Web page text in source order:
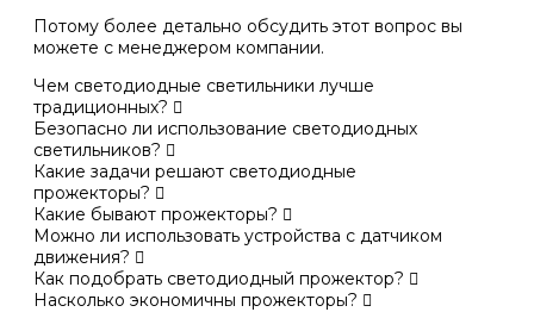
Потому более детально обсудить этот вопрос вы
можете с менеджером компании.
Чем светодиодные светильники лучше
традиционных?
Безопасно ли использование светодиодных
светильников?
Какие задачи решают светодиодные
прожекторы?
Какие бывают прожекторы?
Можно ли использовать устройства с датчиком
движения?
Как подобрать светодиодный прожектор?
Насколько экономичны прожекторы?